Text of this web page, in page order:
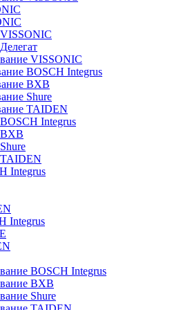
VISSONIC
BOSCH Integrus
BXB
Shure
TAIDEN
Integrus
BXB
TAIDEN
Integrus
Integrus
BOSCH Integrus
BXB
Shure